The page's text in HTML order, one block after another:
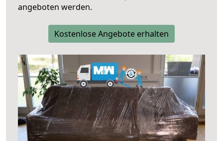
angeboten werden.
Kostenlose Angebote erhalten